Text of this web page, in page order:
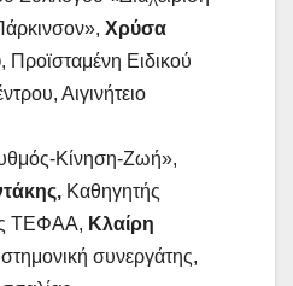
Χρύσα
, Προϊσταμένη Ειδικού
Αιγινήτειο
Κίνηση-Ζωή»,
Καθηγητής
ΤΕΦΑΑ, Κλαίρη
συνεργάτης,